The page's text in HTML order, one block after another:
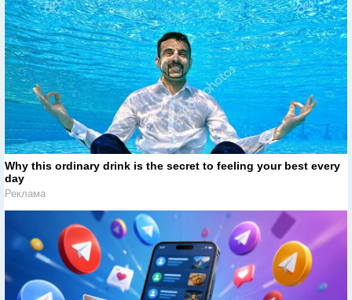
Why this ordinary drink is the secret to feeling your best every
day
Реклама